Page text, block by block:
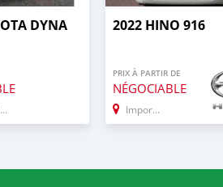
DYNA 2022 HINO 916
PRIX À PARTIR DE
NÉGOCIABLE
Import - Dubai